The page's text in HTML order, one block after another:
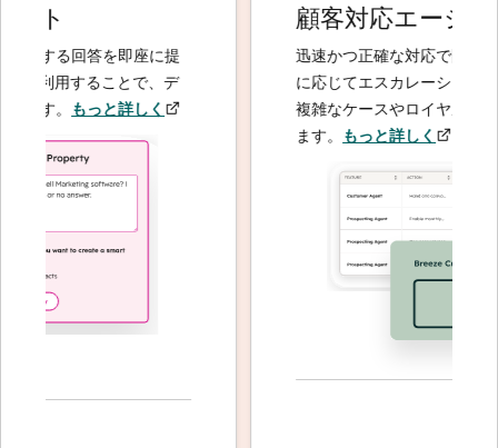
する回答を即座に提
用することで、デ
もっと詳しく
顧客対応エージェン
迅速かつ正確な対応で問い合わ
に応じてエスカレーションする
複雑なケースやロイヤルティー
ます。もっと詳しく